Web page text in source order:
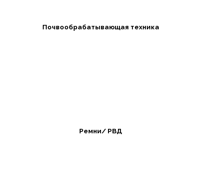
Почвообрабатывающая техника
Ремни/ РВД